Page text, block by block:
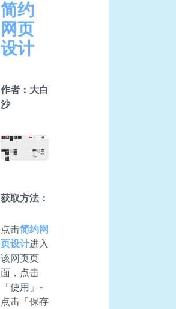
简约
网页
设计
作者：大白
沙
获取方法：
点击简约网
页设计进入
该网页页
面，点击
「使用」-
点击「保存